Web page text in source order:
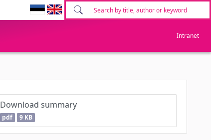
Intranet
Download summary
pdf 9 KB